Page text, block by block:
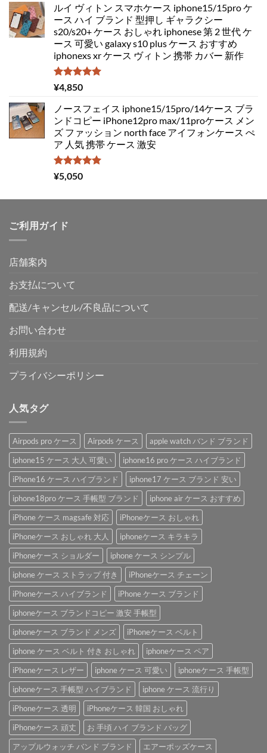
ルイ ヴィトン スマホケース iphone15/15pro ケ
ース ハイ ブランド 型押し ギャラクシー
s20/s20+ ケース おしゃれ iphonese 第 2 世代 ケ
ース 可愛い galaxy s10 plus ケース おすすめ
iphonexs xr ケース ヴィトン 携帯 カバー 新作
5段階中
5.00
¥4,850
ノースフェイス iphone15/15pro/14ケース ブラ
ンドコピー iPhone12pro max/11proケース メン
ズ ファッション north face アイフォンケース ぺ
ア 人気 携帯 ケース 激安
5段階中
5.00
¥5,050
ご利用ガイド
店舗案内
お支払について
配送/キャンセル/不良品について
お問い合わせ
利用規約
プライバシーポリシー
人気タグ
Airpods pro ケース Airpods ケース
apple watch バンド ブランド
iphone15 ケース 大人 可愛い
iphone16 pro ケース ハイブランド
iPhone16 ケース ハイブランド
iphone17 ケース ブランド 安い
iphone18pro ケース 手帳型 ブランド
iphone air ケース おすすめ
iPhone ケース magsafe 対応
iPhoneケース おしゃれ
iPhoneケース おしゃれ 大人
iphoneケース キラキラ
iPhoneケース ショルダー
iphone ケース シンプル
iphone ケース ストラップ 付き
iPhoneケース チェーン
iPhoneケース ハイブランド
iPhone ケース ブランド
iphoneケース ブランドコピー 激安 手帳型
iphoneケース ブランド メンズ
iPhoneケース ベルト
iphone ケース ベルト 付き おしゃれ
iphoneケース ペア
iPhoneケース レザー
iphone ケース 可愛い
iphoneケース 手帳型
iphoneケース 手帳型 ハイブランド
iphone ケース 流行り
iPhoneケース 透明
iPhoneケース 韓国 おしゃれ
iPhoneケース 頑丈
お 手頃 ハイ ブランド バッグ
アップルウォッチ バンド ブランド
エアーポッズケース